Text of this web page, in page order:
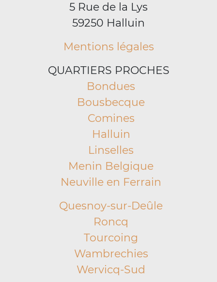
5 Rue de la Lys
59250 Halluin
Mentions légales
QUARTIERS PROCHES
Bondues
Bousbecque
Comines
Halluin
Linselles
Menin Belgique
Neuville en Ferrain
Quesnoy-sur-Deûle
Roncq
Tourcoing
Wambrechies
Wervicq-Sud